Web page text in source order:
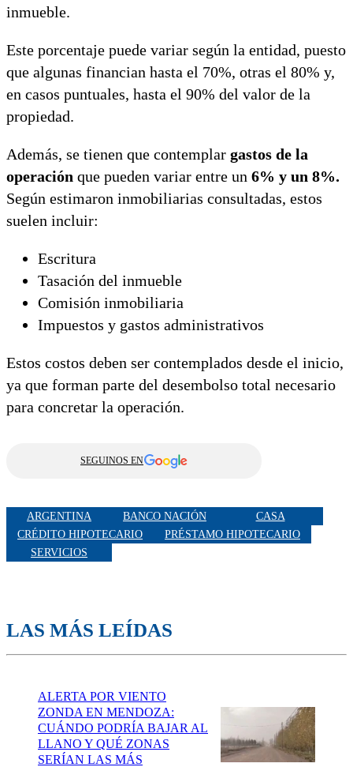
inmueble.
Este porcentaje puede variar según la entidad, puesto
que algunas financian hasta el 70%, otras el 80% y,
en casos puntuales, hasta el 90% del valor de la
propiedad.
Además, se tienen que contemplar gastos de la
operación que pueden variar entre un 6% y un 8%.
Según estimaron inmobiliarias consultadas, estos
suelen incluir:
Escritura
Tasación del inmueble
Comisión inmobiliaria
Impuestos y gastos administrativos
Estos costos deben ser contemplados desde el inicio,
ya que forman parte del desembolso total necesario
para concretar la operación.
SEGUINOS EN
ARGENTINA BANCO NACIÓN
CASA
CRÉDITO HIPOTECARIO
PRÉSTAMO HIPOTECARIO
SERVICIOS
LAS MÁS LEÍDAS
ALERTA POR VIENTO
ZONDA EN MENDOZA:
CUÁNDO PODRÍA BAJAR AL
LLANO Y QUÉ ZONAS
SERÍAN LAS MÁS